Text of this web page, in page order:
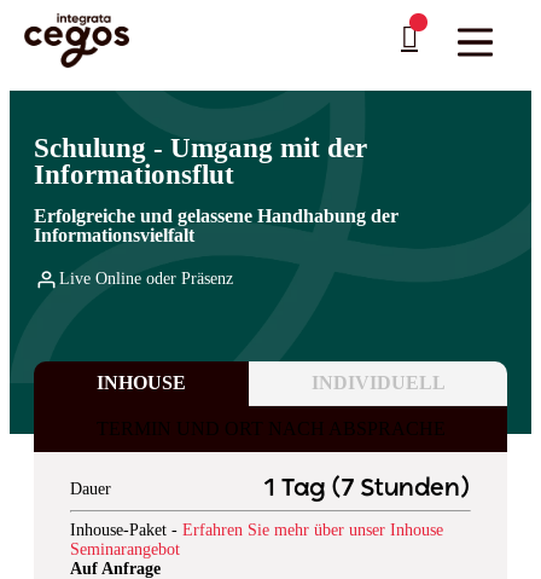
Skip to main content
Sie sind hier:Startseite
Professionelle Weiterbildung & Schulungen in Deutschland
>Business Skills>Zeitmanagement
Schulung - Umgang mit der
Informationsflut
Erfolgreiche und gelassene Handhabung der
Informationsvielfalt
Live Online oder Präsenz
INHOUSE INDIVIDUELL
TERMIN UND ORT NACH ABSPRACHE
Dauer 1 Tag (7 Stunden)
Inhouse-Paket - Erfahren Sie mehr über unser Inhouse
Seminarangebot
Auf Anfrage